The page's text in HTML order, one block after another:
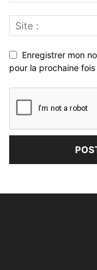
Enregistrer mon
pour la prochaine